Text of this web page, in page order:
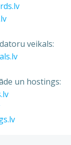
veikals:
un hostings: